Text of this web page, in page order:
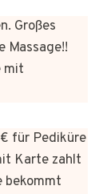
Großes
Massage!!
mit
für Pediküre
Karte zahlt
bekommt